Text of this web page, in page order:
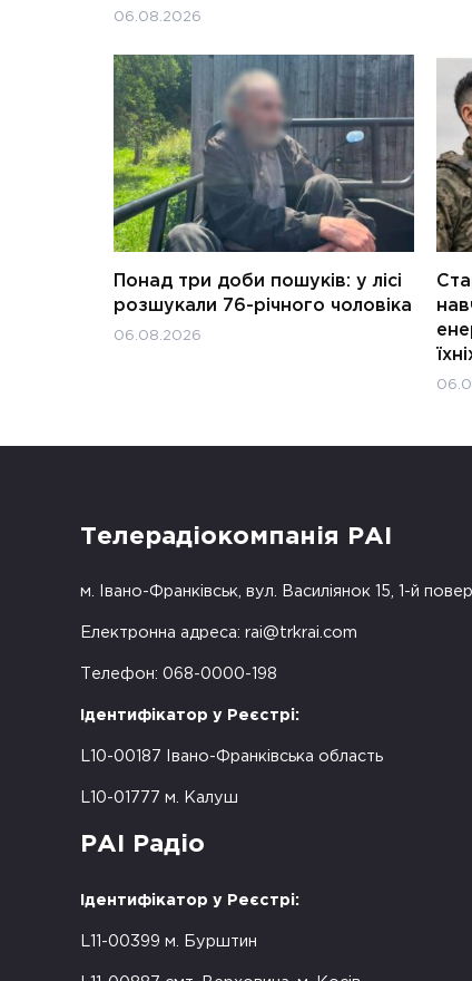
06.08.2026
Понад три доби пошуків: у лісі
розшукали 76-річного чоловіка
06.08.2026
Телерадіокомпанія РАІ
м. Івано-Франківськ, вул. Василіянок 15, 1-й
Електронна адреса: rai@trkrai.com
Телефон: 068-0000-198
Ідентифікатор у Реєстрі:
L10-00187 Івано-Франківська область
L10-01777 м. Калуш
РАІ Радіо
Ідентифікатор у Реєстрі:
L11-00399 м. Бурштин